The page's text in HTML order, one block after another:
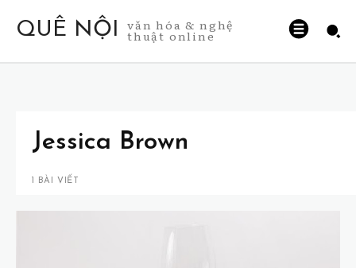
QUÊ NỘI văn hóa & nghệ
thuật online
Jessica Brown
1 BÀI VIẾT